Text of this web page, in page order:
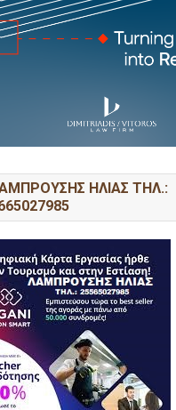
ΗΛΙΑΣ ΤΗΛ.: